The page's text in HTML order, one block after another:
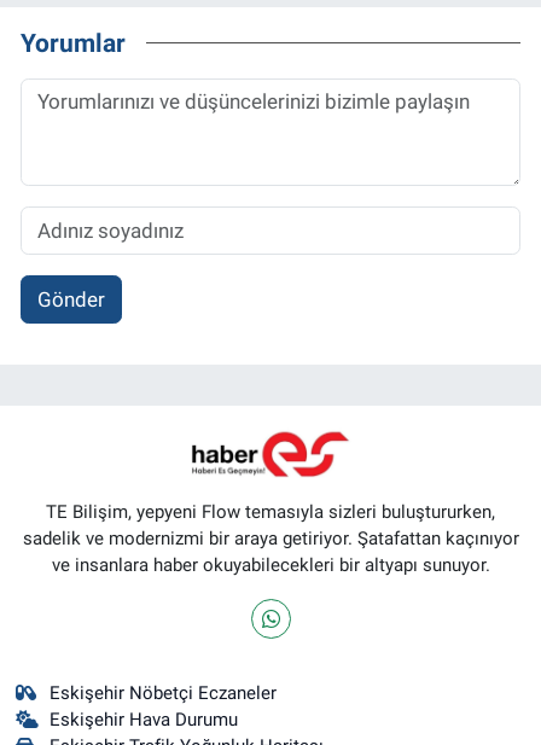
Yorumlar
Gönder
TE Bilişim, yepyeni Flow temasıyla sizleri buluştururken,
sadelik ve modernizmi bir araya getiriyor. Şatafattan kaçınıyor
ve insanlara haber okuyabilecekleri bir altyapı sunuyor.
Eskişehir Nöbetçi Eczaneler
Eskişehir Hava Durumu